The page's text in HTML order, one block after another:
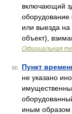
включающий
оборудование
или выезда
объект),
Официальная
96 Пункт
не указано
иным образом